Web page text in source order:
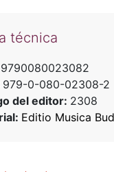
técnica
9790080023082
979-0-080-02308-2
del editor: 2308
Editio Musica